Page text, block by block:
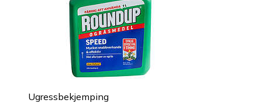
Ugressbekjemping